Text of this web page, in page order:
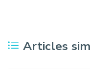
Articles